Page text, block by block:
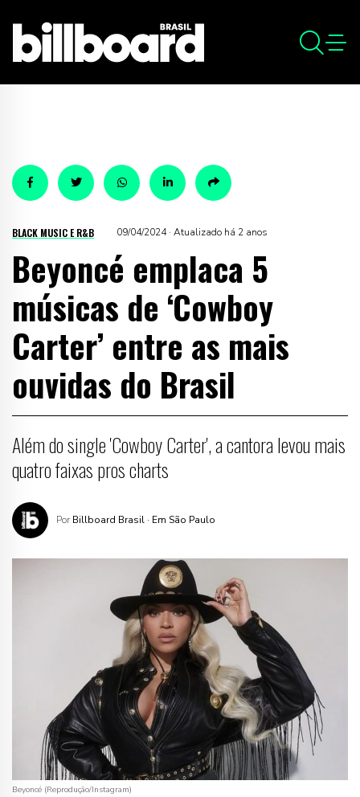
BLACK MUSIC E R&B 09/04/2024 · Atualizado há 2 anos
Beyoncé emplaca 5
músicas de ‘Cowboy
Carter’ entre as mais
ouvidas do Brasil
Além do single 'Cowboy Carter', a cantora levou mais
quatro faixas pros charts
Por Billboard Brasil · Em São Paulo
Beyoncé (Reprodução/Instagram)